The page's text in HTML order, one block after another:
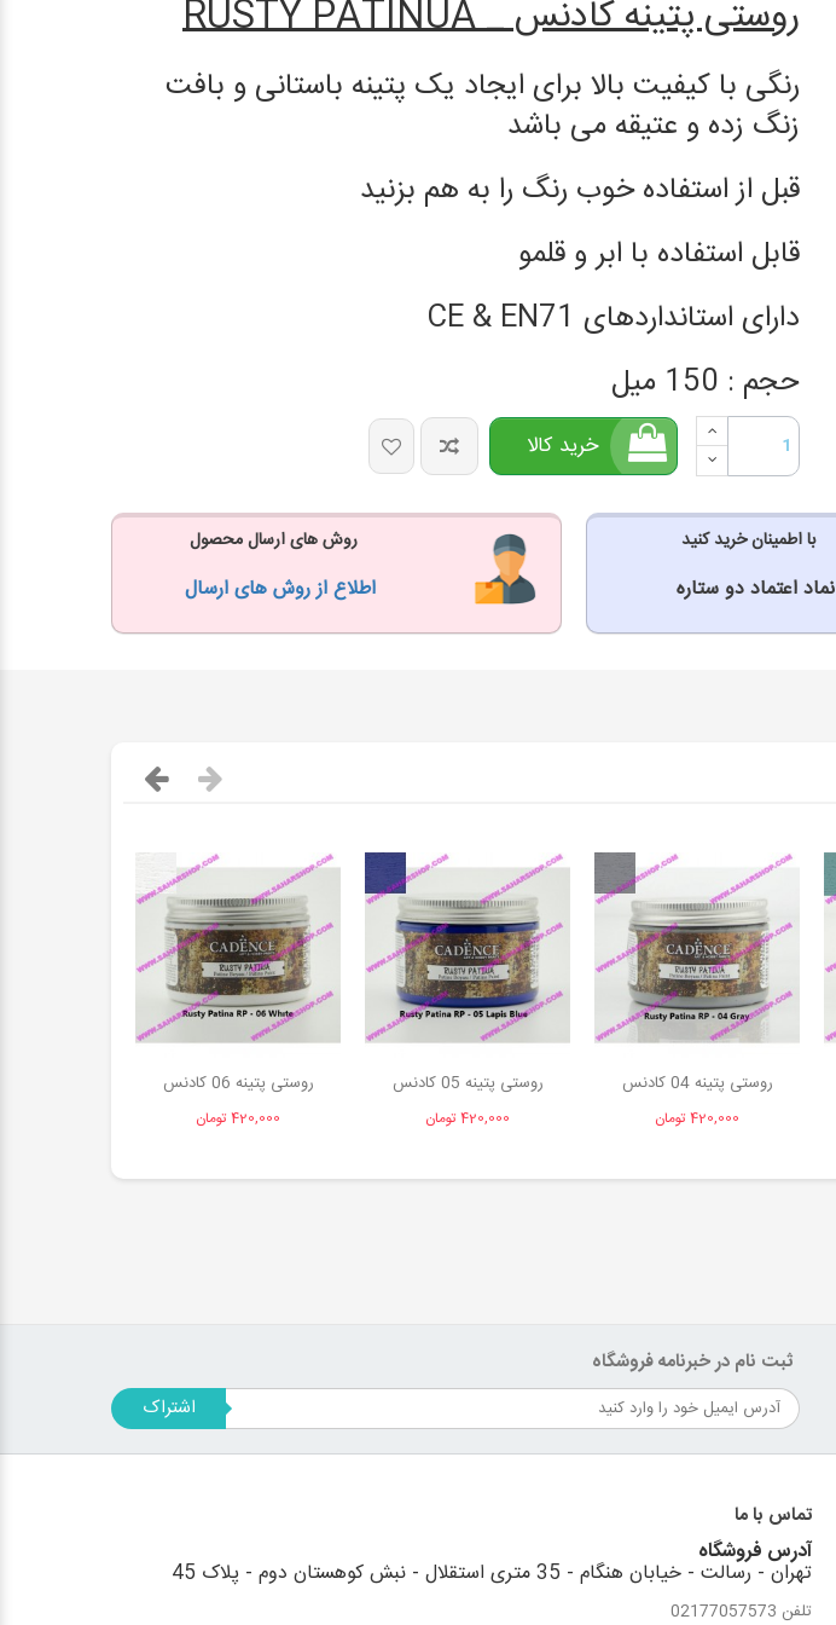
روستی پتینه کادنس _ RUSTY PATINUA
رنگی با کیفیت بالا برای ایجاد یک پتینه باستانی و بافت
زنگ زده و عتیقه می باشد
قبل از استفاده خوب رنگ را به هم بزنید
قابل استفاده با ابر و قلمو
دارای استانداردهای CE & EN71
حجم : 150 میل
خرید کالا
با اطمینان خرید کنید
نماد اعتماد دو ستاره
روش های ارسال محصول
اطلاع از روش های ارسال
روستی پتینه 04 کادنس
420,000 تومان
روستی پتینه 05 کادنس
420,000 تومان
روستی پتینه 06 کادنس
420,000 تومان
ثبت نام در خبرنامه فروشگاه
اشتراک
تماس با ما
آدرس فروشگاه
تهران - رسالت - خیابان هنگام - 35 متری استقلال - نبش کوهستان دوم - پلاک 45
تلفن 02177057573